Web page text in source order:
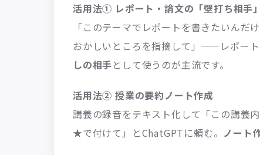
活用法① レポート・論文の「壁打ち相手」
「このテーマでレポートを書きたいんだ
おかしいところを指摘して」——レポート
しの相手として使うのが主流です。
活用法② 授業の要約ノート作成
講義の録音をテキスト化して「この講義
★で付けて」とChatGPTに頼む。 ノート